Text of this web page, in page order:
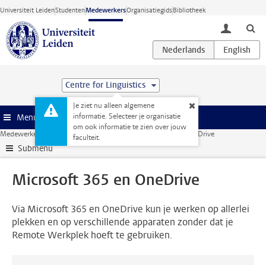
Ga direct naar de inhoud
Universiteit LeidenStudentenMedewerkersOrganisatiegidsBibliotheek
toggle
Centre for Linguistics
Je ziet nu alleen algemene
informatie. Selecteer je organisatie
om ook informatie te zien over jouw
faculteit.
Menu
Medewerkerswebsite ICT Thuiswerken Microsoft 365 en OneDrive
Submenu
Microsoft 365 en OneDrive
Via Microsoft 365 en OneDrive kun je werken op allerlei
plekken en op verschillende apparaten zonder dat je
Remote Werkplek hoeft te gebruiken.